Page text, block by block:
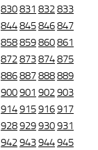
830831 832833
844845846847
858859860861
872873874875
886887888889
900901 902903
914915916917
928929930931
942943944945